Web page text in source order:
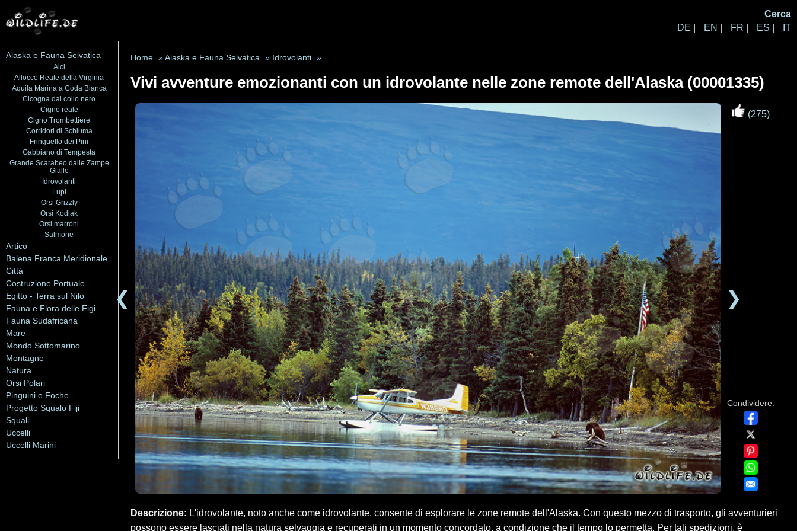
Cerca
DE
EN FR ES IT
Alaska e Fauna Selvatica
Alci
Allocco Reale della Virginia
Aquila Marina a Coda Bianca
Cicogna dal collo nero
Cigno reale
Cigno Trombettiere
Corridori di Schiuma
Fringuello dei Pini
Gabbiano di Tempesta
Grande Scarabeo dalle Zampe
Gialle
Idrovolanti
Lupi
Orsi Grizzly
Orsi Kodiak
Orsi marroni
Salmone
Artico
Balena Franca Meridionale
Città
Costruzione Portuale
Egitto - Terra sul Nilo
Fauna e Flora delle Figi
Fauna Sudafricana
Mare
Mondo Sottomarino
Montagne
Natura
Orsi Polari
Pinguini e Foche
Progetto Squalo Fiji
Squali
Uccelli
Uccelli Marini
Home » Alaska e Fauna Selvatica » Idrovolanti »
Vivi avventure emozionanti con un idrovolante nelle zone remote dell'Alaska (00001335)
❮ ❯
(275)
Condividere:
Descrizione: L'idrovolante, noto anche come idrovolante, consente di esplorare le zone remote dell'Alaska. Con questo mezzo di trasporto, gli avventurieri
possono essere lasciati nella natura selvaggia e recuperati in un momento concordato, a condizione che il tempo lo permetta. Per tali spedizioni, è